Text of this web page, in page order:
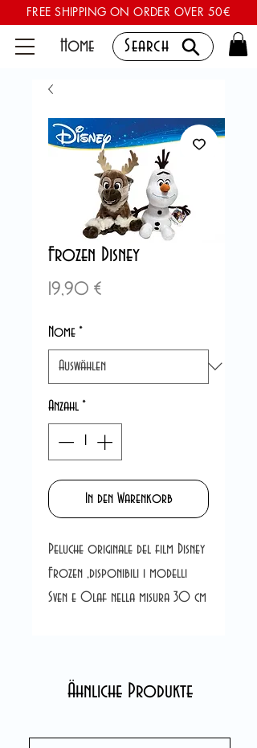
FREE SHIPPING ON ORDER OVER 50€
Home Search
Frozen Disney
19,90 €Preis
Nome *
Anzahl *
In den Warenkorb
Peluche originale del film Disney
Frozen ,disponibili i modelli
Sven e Olaf nella misura 30 cm
Ähnliche Produkte